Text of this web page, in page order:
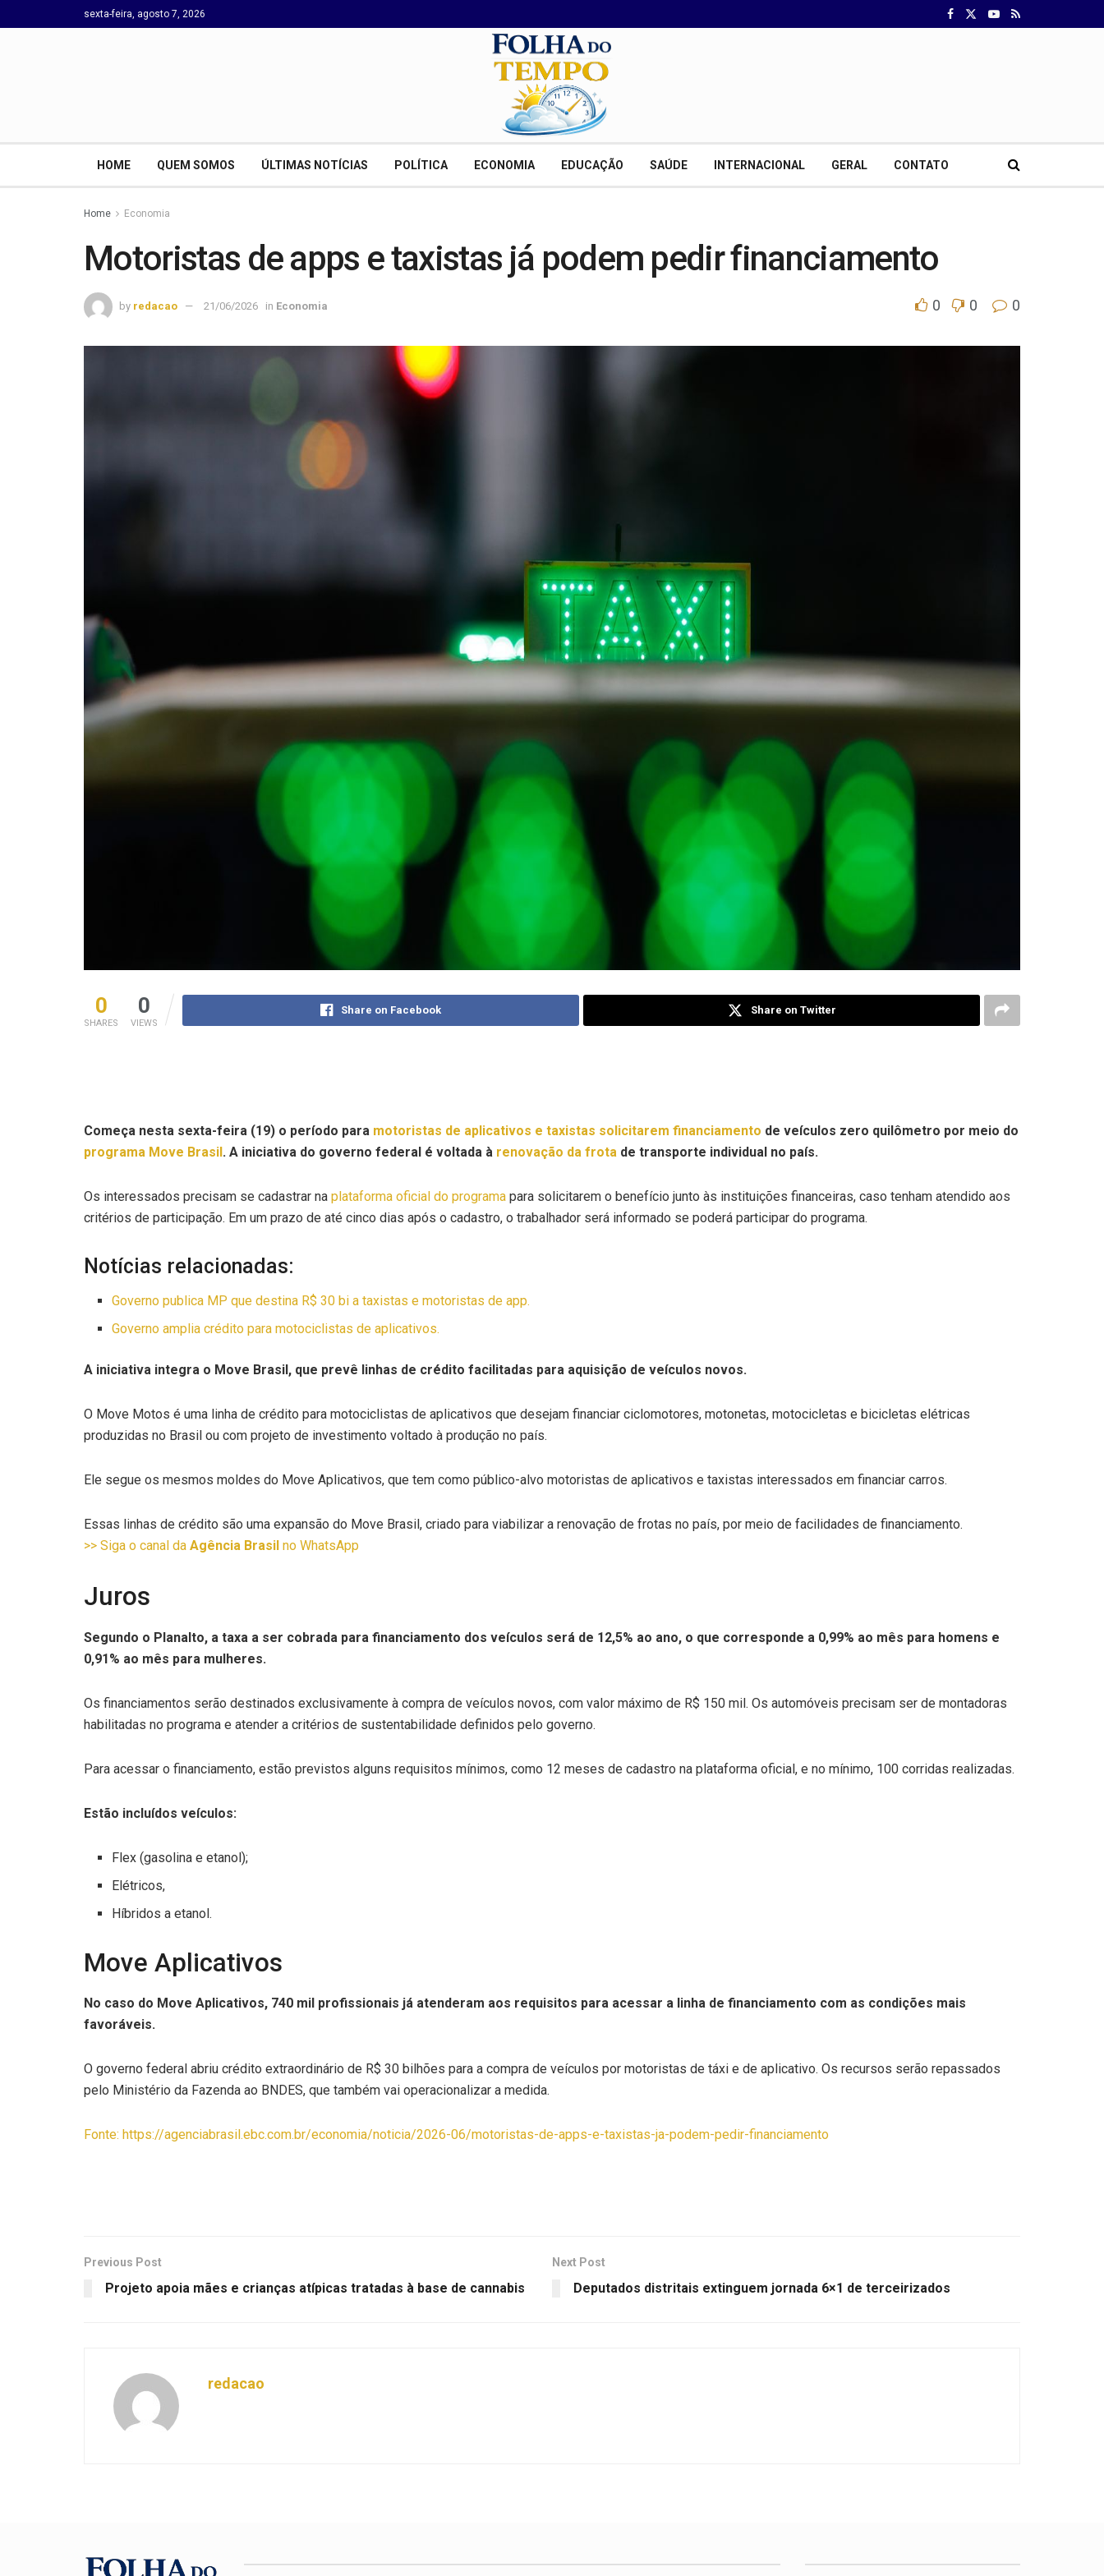
sexta-feira, agosto 7, 2026
HOME QUEM SOMOS ÚLTIMAS NOTÍCIAS POLÍTICA ECONOMIA EDUCAÇÃO SAÚDE INTERNACIONAL GERAL CONTATO
Home Economia
Motoristas de apps e taxistas já podem pedir financiamento
by redacao 21/06/2026 in Economia 0 0 0
0
SHARES
0
VIEWS
Share on Facebook Share on Twitter
Começa nesta sexta-feira (19) o período para motoristas de aplicativos e taxistas solicitarem financiamento de veículos zero quilômetro por meio do
programa Move Brasil. A iniciativa do governo federal é voltada à renovação da frota de transporte individual no país.
Os interessados precisam se cadastrar na plataforma oficial do programa para solicitarem o benefício junto às instituições financeiras, caso tenham atendido aos
critérios de participação. Em um prazo de até cinco dias após o cadastro, o trabalhador será informado se poderá participar do programa.
Notícias relacionadas:
Governo publica MP que destina R$ 30 bi a taxistas e motoristas de app.
Governo amplia crédito para motociclistas de aplicativos.
A iniciativa integra o Move Brasil, que prevê linhas de crédito facilitadas para aquisição de veículos novos.
O Move Motos é uma linha de crédito para motociclistas de aplicativos que desejam financiar ciclomotores, motonetas, motocicletas e bicicletas elétricas
produzidas no Brasil ou com projeto de investimento voltado à produção no país.
Ele segue os mesmos moldes do Move Aplicativos, que tem como público-alvo motoristas de aplicativos e taxistas interessados em financiar carros.
Essas linhas de crédito são uma expansão do Move Brasil, criado para viabilizar a renovação de frotas no país, por meio de facilidades de financiamento.
>> Siga o canal da Agência Brasil no WhatsApp
Juros
Segundo o Planalto, a taxa a ser cobrada para financiamento dos veículos será de 12,5% ao ano, o que corresponde a 0,99% ao mês para homens e
0,91% ao mês para mulheres.
Os financiamentos serão destinados exclusivamente à compra de veículos novos, com valor máximo de R$ 150 mil. Os automóveis precisam ser de montadoras
habilitadas no programa e atender a critérios de sustentabilidade definidos pelo governo.
Para acessar o financiamento, estão previstos alguns requisitos mínimos, como 12 meses de cadastro na plataforma oficial, e no mínimo, 100 corridas realizadas.
Estão incluídos veículos:
Flex (gasolina e etanol);
Elétricos,
Híbridos a etanol.
Move Aplicativos
No caso do Move Aplicativos, 740 mil profissionais já atenderam aos requisitos para acessar a linha de financiamento com as condições mais
favoráveis.
O governo federal abriu crédito extraordinário de R$ 30 bilhões para a compra de veículos por motoristas de táxi e de aplicativo. Os recursos serão repassados
pelo Ministério da Fazenda ao BNDES, que também vai operacionalizar a medida.
Fonte: https://agenciabrasil.ebc.com.br/economia/noticia/2026-06/motoristas-de-apps-e-taxistas-ja-podem-pedir-financiamento
Previous Post
Projeto apoia mães e crianças atípicas tratadas à base de cannabis
Next Post
Deputados distritais extinguem jornada 6×1 de terceirizados
redacao